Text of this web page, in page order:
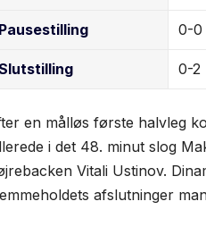
Pause­stilling 0-0
0-2
en målløs første halvleg
i det 48. minut slog
Vitali Ustinov.
afslutninger